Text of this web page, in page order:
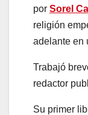
por Sorel
religión
adelante en
Trabajó
redactor
Su primer